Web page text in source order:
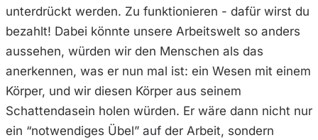
unterdrückt werden. Zu funktionieren - dafür wirst du
bezahlt! Dabei könnte unsere Arbeitswelt so anders
aussehen, würden wir den Menschen als das
anerkennen, was er nun mal ist: ein Wesen mit einem
Körper, und wir diesen Körper aus seinem
Schattendasein holen würden. Er wäre dann nicht nur
ein “notwendiges Übel” auf der Arbeit, sondern